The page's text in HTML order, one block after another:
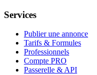
Services
Publier une annonce
Tarifs & Formules
Professionnels
Compte PRO
Passerelle & API